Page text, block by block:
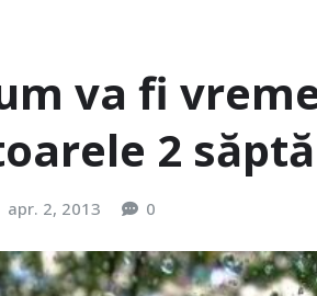
va fi
2
apr. 2, 2013 0